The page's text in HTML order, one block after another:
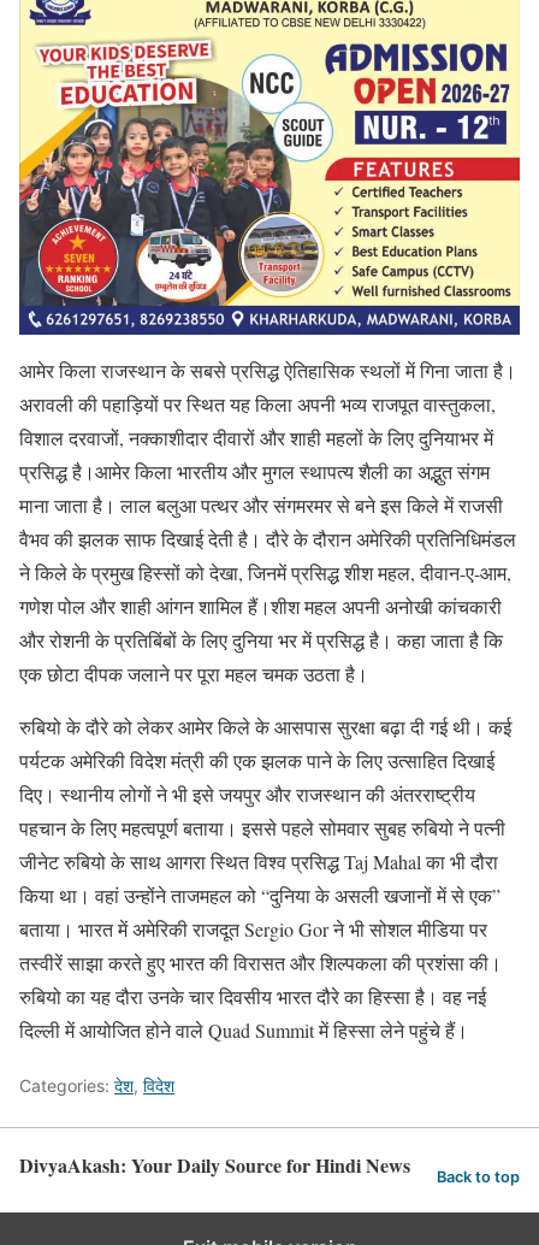
आमेर किला राजस्थान के सबसे प्रसिद्ध ऐतिहासिक स्थलों में गिना जाता है।
अरावली की पहाड़ियों पर स्थित यह किला अपनी भव्य राजपूत वास्तुकला,
विशाल दरवाजों, नक्काशीदार दीवारों और शाही महलों के लिए दुनियाभर में
प्रसिद्ध है।आमेर किला भारतीय और मुगल स्थापत्य शैली का अद्भुत संगम
माना जाता है। लाल बलुआ पत्थर और संगमरमर से बने इस किले में राजसी
वैभव की झलक साफ दिखाई देती है। दौरे के दौरान अमेरिकी प्रतिनिधिमंडल
ने किले के प्रमुख हिस्सों को देखा, जिनमें प्रसिद्ध शीश महल, दीवान-ए-आम,
गणेश पोल और शाही आंगन शामिल हैं।शीश महल अपनी अनोखी कांचकारी
और रोशनी के प्रतिबिंबों के लिए दुनिया भर में प्रसिद्ध है। कहा जाता है कि
एक छोटा दीपक जलाने पर पूरा महल चमक उठता है।
रुबियो के दौरे को लेकर आमेर किले के आसपास सुरक्षा बढ़ा दी गई थी। कई
पर्यटक अमेरिकी विदेश मंत्री की एक झलक पाने के लिए उत्साहित दिखाई
दिए। स्थानीय लोगों ने भी इसे जयपुर और राजस्थान की अंतरराष्ट्रीय
पहचान के लिए महत्वपूर्ण बताया। इससे पहले सोमवार सुबह रुबियो ने पत्नी
जीनेट रुबियो के साथ आगरा स्थित विश्व प्रसिद्ध Taj Mahal का भी दौरा
किया था। वहां उन्होंने ताजमहल को “दुनिया के असली खजानों में से एक”
बताया। भारत में अमेरिकी राजदूत Sergio Gor ने भी सोशल मीडिया पर
तस्वीरें साझा करते हुए भारत की विरासत और शिल्पकला की प्रशंसा की।
रुबियो का यह दौरा उनके चार दिवसीय भारत दौरे का हिस्सा है। वह नई
दिल्ली में आयोजित होने वाले Quad Summit में हिस्सा लेने पहुंचे हैं।
Categories: देश, विदेश
DivyaAkash: Your Daily Source for Hindi News Back to top